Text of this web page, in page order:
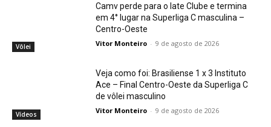
Vôlei
Camv perde para o Iate Clube e termina
em 4° lugar na Superliga C masculina –
Centro-Oeste
Vitor Monteiro - 9 de agosto de 2026
Vídeos
Veja como foi: Brasiliense 1 x 3 Instituto
Ace – Final Centro-Oeste da Superliga C
de vôlei masculino
Vitor Monteiro - 9 de agosto de 2026